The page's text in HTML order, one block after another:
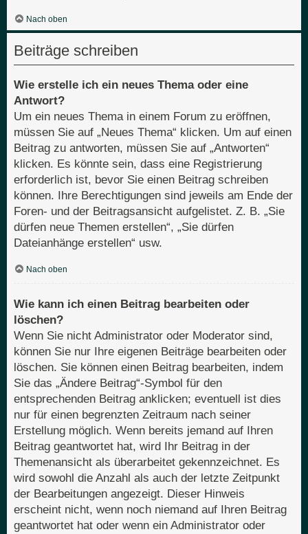
Nach oben
Beiträge schreiben
Wie erstelle ich ein neues Thema oder eine
Antwort?
Um ein neues Thema in einem Forum zu eröffnen,
müssen Sie auf „Neues Thema“ klicken. Um auf einen
Beitrag zu antworten, müssen Sie auf „Antworten“
klicken. Es könnte sein, dass eine Registrierung
erforderlich ist, bevor Sie einen Beitrag schreiben
können. Ihre Berechtigungen sind jeweils am Ende der
Foren- und der Beitragsansicht aufgelistet. Z. B. „Sie
dürfen neue Themen erstellen“, „Sie dürfen
Dateianhänge erstellen“ usw.
Nach oben
Wie kann ich einen Beitrag bearbeiten oder
löschen?
Wenn Sie nicht Administrator oder Moderator sind,
können Sie nur Ihre eigenen Beiträge bearbeiten oder
löschen. Sie können einen Beitrag bearbeiten, indem
Sie das „Ändere Beitrag“-Symbol für den
entsprechenden Beitrag anklicken; eventuell ist dies
nur für einen begrenzten Zeitraum nach seiner
Erstellung möglich. Wenn bereits jemand auf Ihren
Beitrag geantwortet hat, wird Ihr Beitrag in der
Themenansicht als überarbeitet gekennzeichnet. Es
wird sowohl die Anzahl als auch der letzte Zeitpunkt
der Bearbeitungen angezeigt. Dieser Hinweis
erscheint nicht, wenn noch niemand auf Ihren Beitrag
geantwortet hat oder wenn ein Administrator oder